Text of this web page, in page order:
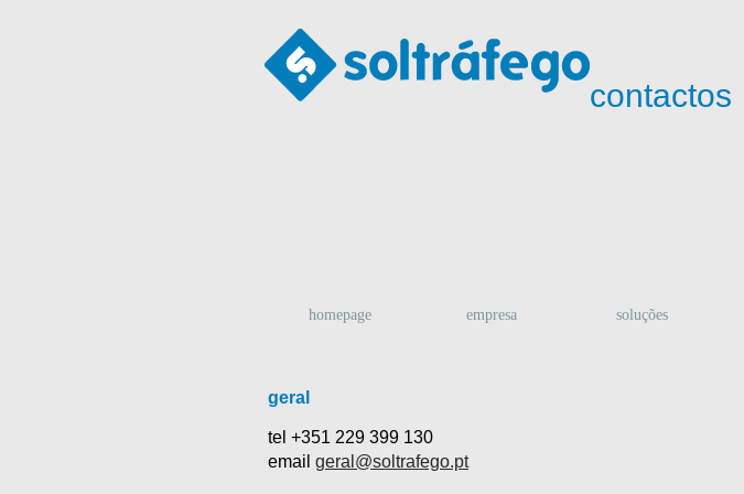
homepage empresa soluções
contactos
geral
tel +351 229 399 130
email geral@soltrafego.pt